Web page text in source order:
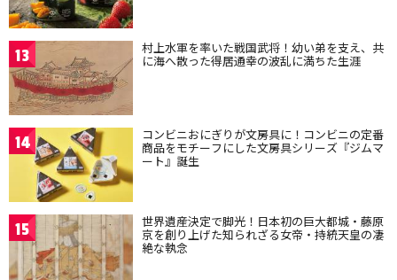
13 村上水軍を率いた戦国武将！幼い弟を支え、共
に海へ散った得居通幸の波乱に満ちた生涯
14 コンビニおにぎりが文房具に！コンビニの定番
商品をモチーフにした文房具シリーズ『ジムマ
ート』誕生
15 世界遺産決定で脚光！日本初の巨大都城・藤原
京を創り上げた知られざる女帝・持統天皇の凄
絶な執念